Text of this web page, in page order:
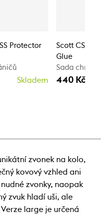
Protector
Skladem
Scott CS/SS
Glue
Sada
440 Kč
zvonek na kolo,
kovový vzhled ani
zvonky, naopak
zvuk hladí uši, ale
large je určená